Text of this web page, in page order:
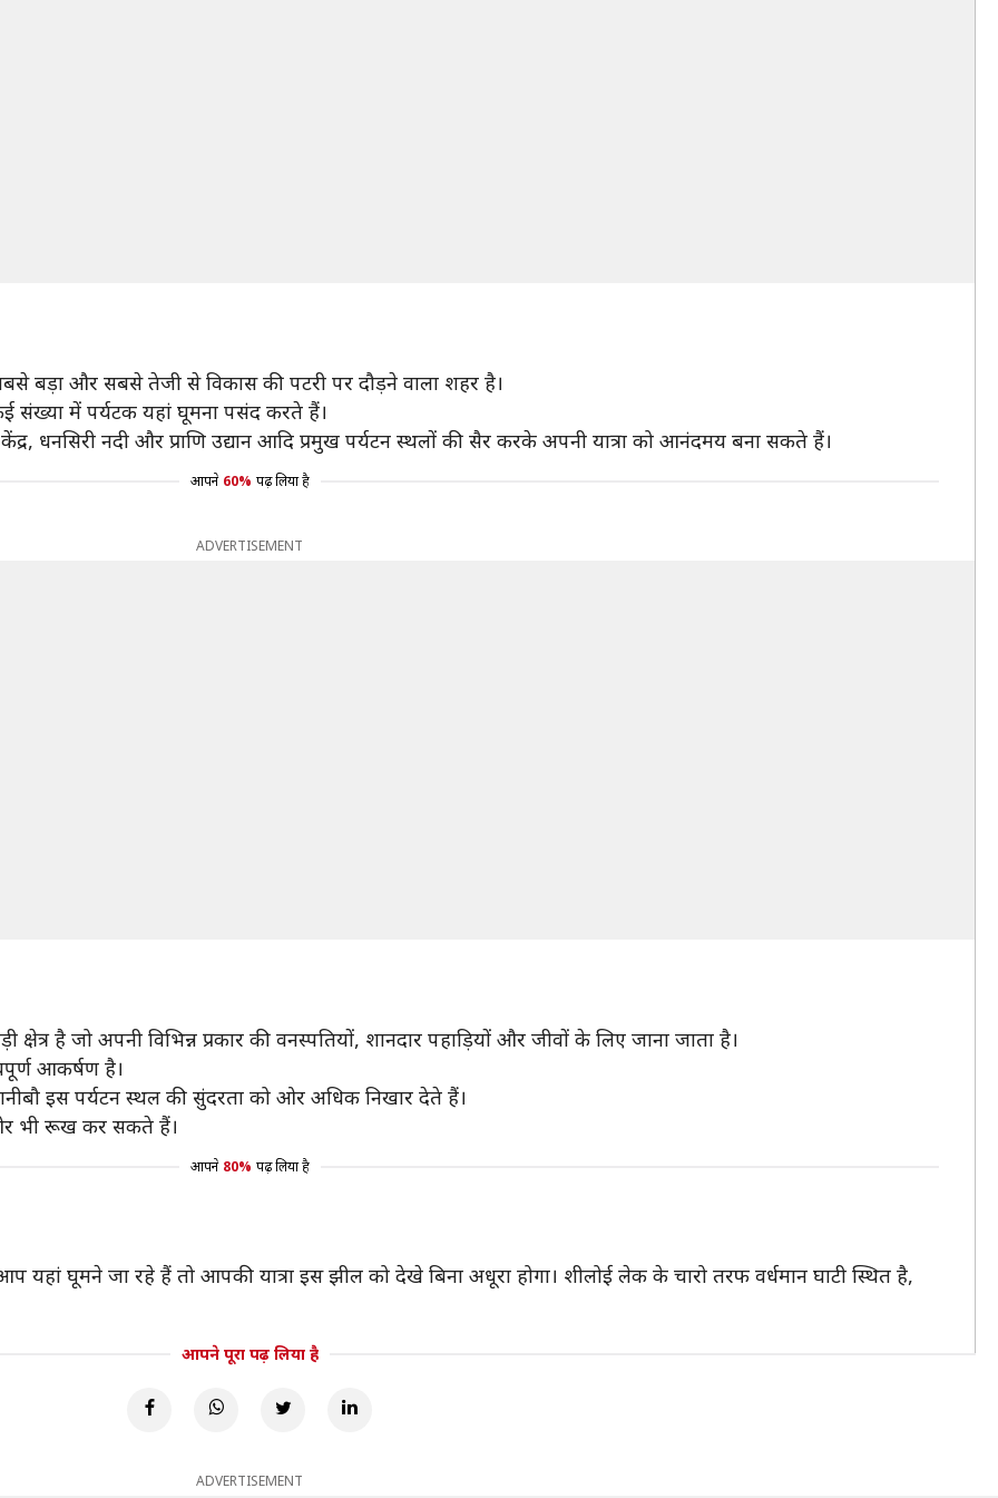
बड़ा और सबसे तेजी से विकास की पटरी पर दौड़ने वाला शहर है।
संख्या में पर्यटक यहां घूमना पसंद करते हैं।
धनसिरी नदी और प्राणि उद्यान आदि प्रमुख पर्यटन स्थलों की सैर करके अपनी यात्रा को आनंदमय बना सकते हैं।
आपने 60% पढ़ लिया है
ADVERTISEMENT
है जो अपनी विभिन्न प्रकार की वनस्पतियों, शानदार पहाड़ियों और जीवों के लिए जाना जाता है।
आकर्षण है।
इस पर्यटन स्थल की सुंदरता को ओर अधिक निखार देते हैं।
भी रूख कर सकते हैं।
आपने 80% पढ़ लिया है
घूमने जा रहे हैं तो आपकी यात्रा इस झील को देखे बिना अधूरा होगा। शीलोई लेक के चारो तरफ वर्धमान घाटी स्थित है,
आपने पूरा पढ़ लिया है
ADVERTISEMENT